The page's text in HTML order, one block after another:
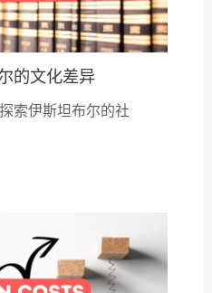
的文化差异
索伊斯坦布尔的社